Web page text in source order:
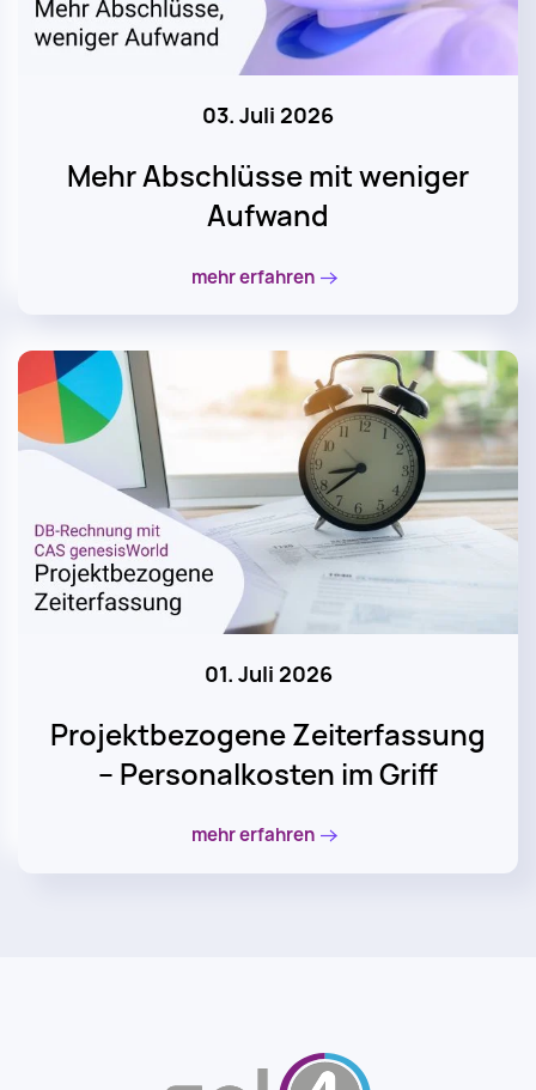
03. Juli 2026
Mehr Abschlüsse mit weniger
Aufwand
mehr erfahren
01. Juli 2026
Projektbezogene Zeiterfassung
– Personalkosten im Griff
mehr erfahren